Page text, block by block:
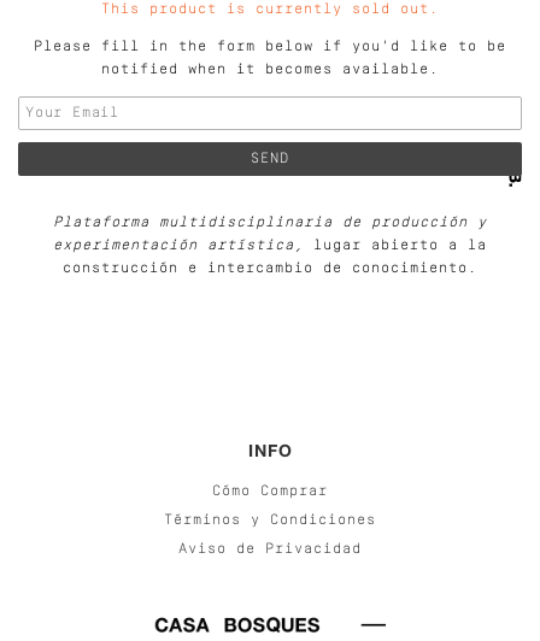
This product is currently sold out.
Please fill in the form below if you'd like to be
notified when it becomes available.
Plataforma multidisciplinaria de producción y
experimentación artística , lugar abierto a la
construcción e intercambio de conocimiento.
INFO
Cómo Comprar
Términos y Condiciones
Aviso de Privacidad